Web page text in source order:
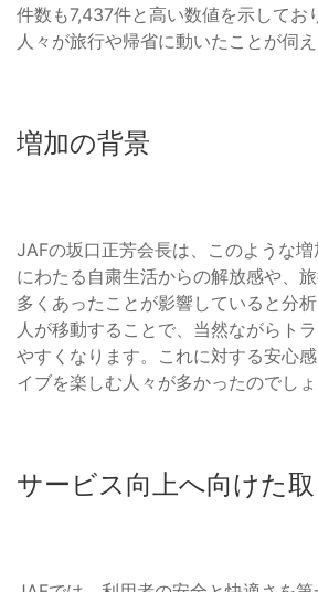
件数も7,437件と高い数値を示してお
人々が旅行や帰省に動いたことが伺え
増加の背景
JAFの坂口正芳会長は、このような
にわたる自粛生活からの解放感や、
多くあったことが影響していると分
人が移動することで、当然ながらト
やすくなります。これに対する安心
イブを楽しむ人々が多かったのでしょ
サービス向上へ向けた